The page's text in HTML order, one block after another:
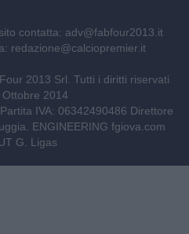
contatta: adv@fabfour2013.it
redazione@calciopremier.it
2013 Srl. Tutti i diritti riservati
2014
IVA: 06342490486 Direttore
ENGINEERING fgiova.com
G. Ligas